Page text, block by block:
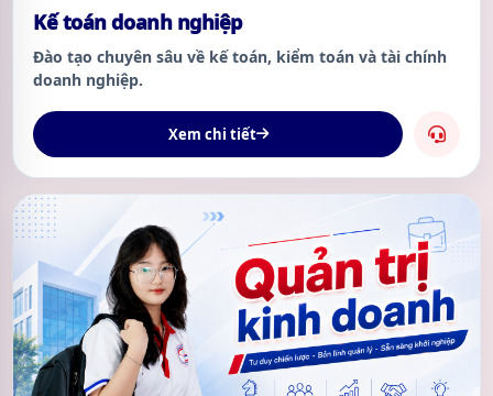
Kế toán doanh nghiệp
Đào tạo chuyên sâu về kế toán, kiểm toán và tài chính
doanh nghiệp.
Xem chi tiết